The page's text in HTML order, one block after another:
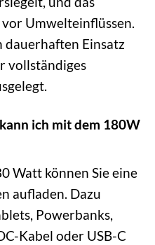
Umwelteinflüssen.
dauerhaften Einsatz
vollständiges
ich mit dem 180W
Watt können Sie eine
aufladen. Dazu
Powerbanks,
Kabel oder USB-C